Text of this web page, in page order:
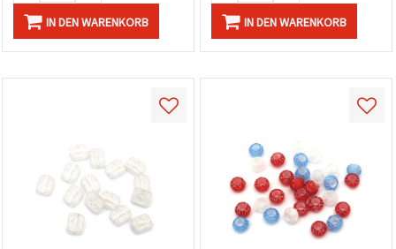
IN DEN WARENKORB IN DEN WARENKORB